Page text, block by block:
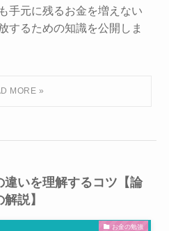
手元に残るお金を増えない
するための知識を公開しま
違いを理解するコツ【論
説】
お金の勉強